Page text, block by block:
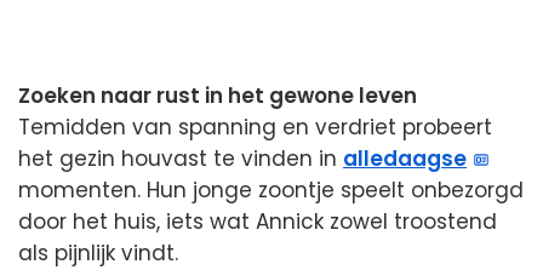
Zoeken naar rust in het gewone leven
Temidden van spanning en verdriet probeert
het gezin houvast te vinden in alledaagse
momenten. Hun jonge zoontje speelt onbezorgd
door het huis, iets wat Annick zowel troostend
als pijnlijk vindt.